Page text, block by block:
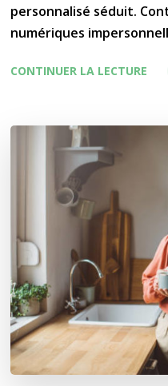
personnalisé séduit.
numériques
CONTINUER LA LECTURE